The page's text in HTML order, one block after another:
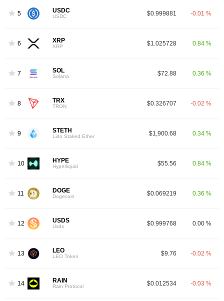
5 USDC
USDC $0.999881 -0.01 %
6 XRP
XRP $1.025728 0.84 %
7 SOL
Solana $72.88 0.36 %
8 TRX
TRON $0.326707 -0.02 %
9 STETH
Lido Staked Ether $1,900.68 0.34 %
10 HYPE
Hyperliquid $55.56 0.84 %
11 DOGE
Dogecoin $0.069219 0.36 %
12 USDS
Usds $0.999768 0.00 %
13 LEO
LEO Token $9.76 -0.02 %
14 RAIN
Rain Protocol $0.012534 -0.03 %